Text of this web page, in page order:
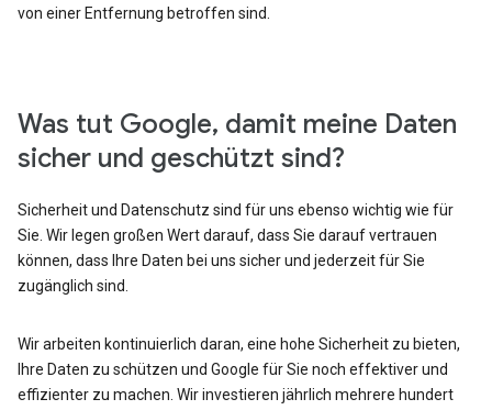
von einer Entfernung betroffen sind.
Was tut Google, damit meine Daten
sicher und geschützt sind?
Sicherheit und Datenschutz sind für uns ebenso wichtig wie für
Sie. Wir legen großen Wert darauf, dass Sie darauf vertrauen
können, dass Ihre Daten bei uns sicher und jederzeit für Sie
zugänglich sind.
Wir arbeiten kontinuierlich daran, eine hohe Sicherheit zu bieten,
Ihre Daten zu schützen und Google für Sie noch effektiver und
effizienter zu machen. Wir investieren jährlich mehrere hundert